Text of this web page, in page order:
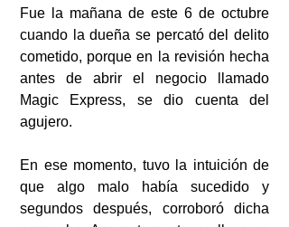
Fue la mañana de este 6 de octubre
cuando la dueña se percató del delito
cometido, porque en la revisión hecha
antes de abrir el negocio llamado
Magic Express, se dio cuenta del
agujero.
En ese momento, tuvo la intuición de
que algo malo había sucedido y
segundos después, corroboró dicha